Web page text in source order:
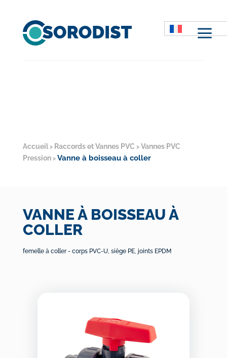
M
Accueil> Raccords et Vannes PVC > Vannes PVC
Pression> Vanne à boisseau à coller
VANNE À BOISSEAU À
COLLER
femelle à coller - corps PVC-U, siège PE, joints EPDM